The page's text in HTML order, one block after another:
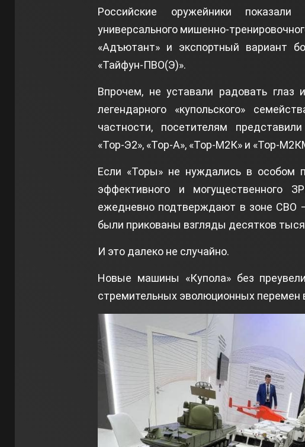
Российские оружейники
универсального мишенно-
«Адъютант» и экспортный вариант
«Тайфун-ПВО(Э)».
Впрочем, не уставали радовать глаз
легендарного «купольского»
частности, посетителям
«Тор-Э2», «Тор-А», «Тор-М2К» и «Тор-
Если «Торы» не нуждались в особом
эффективного и могущественного
ежедневно подтверждают в зоне СВО
были прикованы взгляды десятков
И это далеко не случайно.
Новые машины «Купола» без
стремительных эволюционных перемен